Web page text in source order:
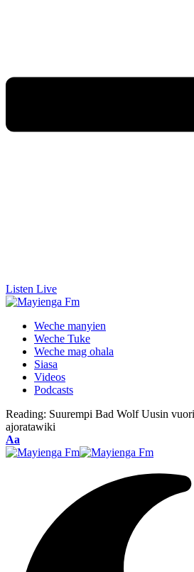
Listen Live
Weche manyien
Weche Tuke
Weche mag ohala
Siasa
Videos
Podcasts
Reading: Suurempi Bad Wolf Uusin
ajoratawiki
Font
Resizer
Aa